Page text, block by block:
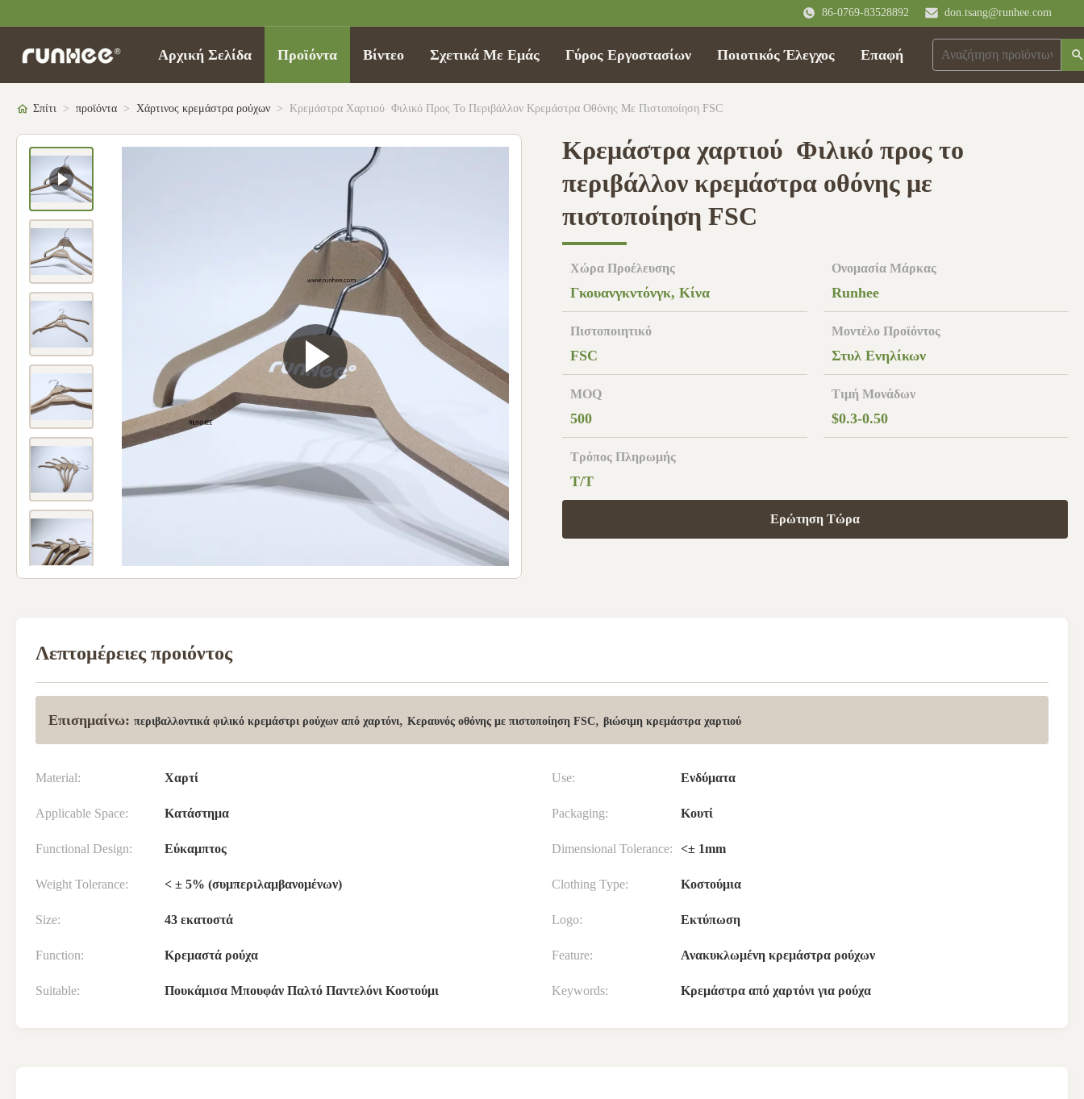
86-0769-83528892 don.tsang@runhee.com
Αρχική Σελίδα Προϊόντα Βίντεο Σχετικά Με Εμάς Γύρος Εργοστασίων Ποιοτικός Έλεγχος Επαφή
Σπίτι > προϊόντα > Χάρτινος κρεμάστρα ρούχων > Κρεμάστρα Χαρτιού ️ Φιλικό Προς Το Περιβάλλον Κρεμάστρα Οθόνης Με Πιστοποίηση FSC
Κρεμάστρα χαρτιού ️ Φιλικό προς το
περιβάλλον κρεμάστρα οθόνης με
πιστοποίηση FSC
Χώρα Προέλευσης
Γκουανγκντόνγκ, Κίνα
Ονομασία Μάρκας
Runhee
Πιστοποιητικό
FSC
Μοντέλο Προϊόντος
Στυλ Ενηλίκων
MOQ
500
Τιμή Μονάδων
$0.3-0.50
Τρόπος Πληρωμής
T/T
Ερώτηση Τώρα
Λεπτομέρειες προιόντος
Επισημαίνω: περιβαλλοντικά φιλικό κρεμάστρι ρούχων από χαρτόνι, Κεραυνός οθόνης με πιστοποίηση FSC, βιώσιμη κρεμάστρα χαρτιού
Material: Χαρτί Use: Ενδύματα
Applicable Space: Κατάστημα Packaging: Κουτί
Functional Design: Εύκαμπτος Dimensional Tolerance: <± 1mm
Weight Tolerance: < ± 5% (συμπεριλαμβανομένων) Clothing Type: Κοστούμια
Size: 43 εκατοστά Logo: Εκτύπωση
Function: Κρεμαστά ρούχα Feature: Ανακυκλωμένη κρεμάστρα ρούχων
Suitable: Πουκάμισα Μπουφάν Παλτό Παντελόνι Κοστούμι Keywords: Κρεμάστρα από χαρτόνι για ρούχα